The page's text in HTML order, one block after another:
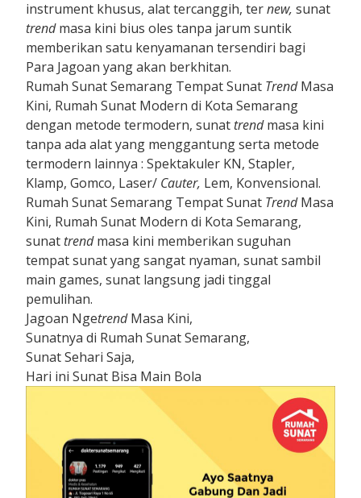
instrument khusus, alat tercanggih, ternew,sunat
trendmasa kini bius oles tanpa jarum suntik
memberikan satu kenyamanan tersendiri bagi
Para Jagoan yang akan berkhitan.
Rumah Sunat Semarang Tempat Sunat TrendMasa
Kini, Rumah Sunat Modern di Kota Semarang
dengan metode termodern, sunat trendmasa kini
tanpa ada alat yang menggantung serta metode
termodern lainnya : Spektakuler KN, Stapler,
Klamp, Gomco, Laser/ Cauter, Lem, Konvensional.
Rumah Sunat Semarang Tempat Sunat TrendMasa
Kini, Rumah Sunat Modern di Kota Semarang,
sunat trendmasa kini memberikan suguhan
tempat sunat yang sangat nyaman, sunat sambil
main games, sunat langsung jadi tinggal
pemulihan.
Jagoan NgetrendMasa Kini,
Sunatnya di Rumah Sunat Semarang,
Sunat Sehari Saja,
Hari ini Sunat Bisa Main Bola